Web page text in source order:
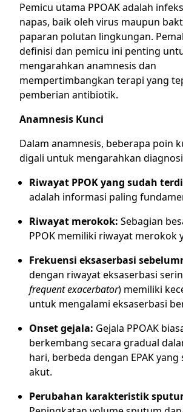
Pemicu utama PPOAK adalah
napas, baik oleh virus maupun
paparan polutan lingkungan.
definisi dan pemicu ini penting
mengarahkan anamnesis dan
mempertimbangkan terapi yang
pemberian antibiotik.
Anamnesis Kunci
Dalam anamnesis, beberapa poin
digali untuk mengarahkan
Riwayat PPOK yang sudah
adalah informasi paling
Riwayat merokok: Sebagian
PPOK memiliki riwayat merokok
Frekuensi eksaserbasi
dengan riwayat eksaserbasi
frequent exacerbator) memiliki
untuk mengalami eksaserbasi
Onset gejala: Gejala PPOAK
berkembang secara gradual
hari, berbeda dengan EPAK
akut.
Perubahan karakteristik